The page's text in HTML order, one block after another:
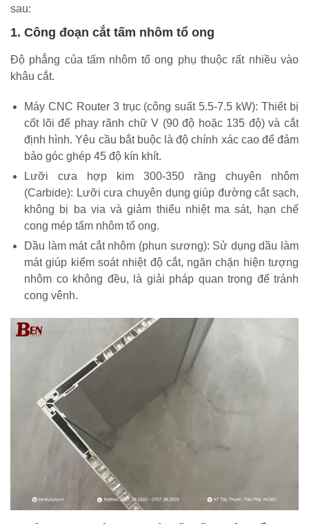
sau:
1. Công đoạn cắt tấm nhôm tổ ong
Độ phẳng của tấm nhôm tổ ong phụ thuộc rất nhiều vào
khâu cắt.
Máy CNC Router 3 trục (công suất 5.5-7.5 kW): Thiết bị
cốt lõi để phay rãnh chữ V (90 độ hoặc 135 độ) và cắt
định hình. Yêu cầu bắt buộc là độ chính xác cao để đảm
bảo góc ghép 45 độ kín khít.
Lưỡi cưa hợp kim 300-350 răng chuyên nhôm
(Carbide): Lưỡi cưa chuyên dụng giúp đường cắt sạch,
không bị ba via và giảm thiểu nhiệt ma sát, hạn chế
cong mép tấm nhôm tổ ong.
Dầu làm mát cắt nhôm (phun sương): Sử dụng dầu làm
mát giúp kiểm soát nhiệt độ cắt, ngăn chặn hiện tượng
nhôm co không đều, là giải pháp quan trọng để tránh
cong vênh.